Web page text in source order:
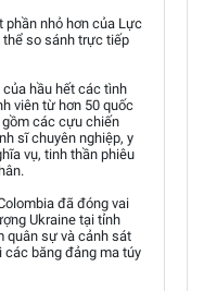
phần nhỏ hơn của Lực
thể so sánh trực tiếp
hầu hết các tình
viên từ hơn 50 quốc
các cựu chiến
sĩ chuyên nghiệp, y
vụ, tinh thần phiêu
đã đóng vai
Ukraine tại tỉnh
quân sự và cảnh sát
băng đảng ma túy